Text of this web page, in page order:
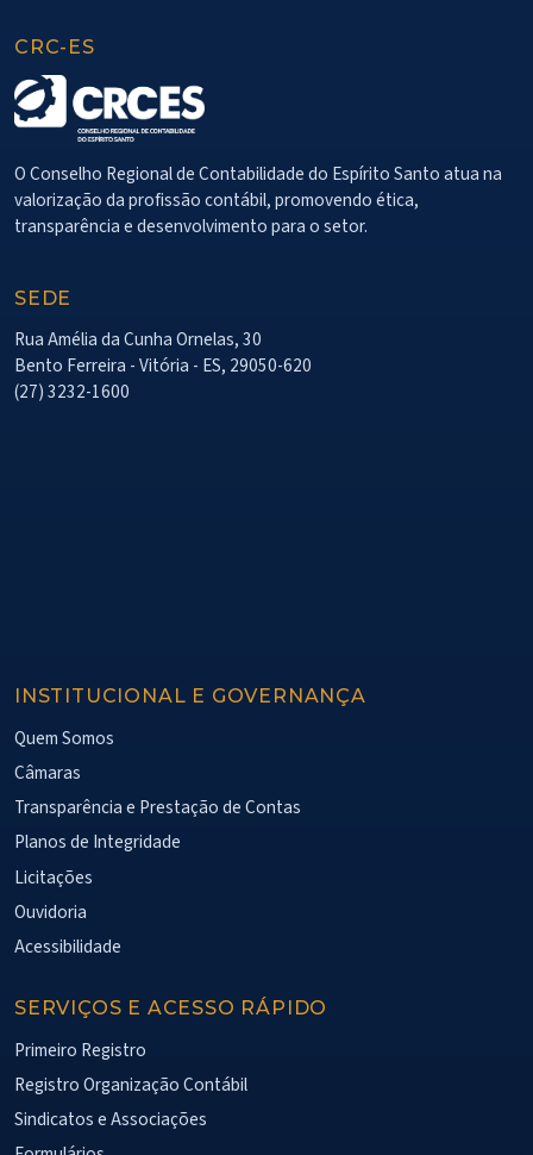
CRC-ES
O Conselho Regional de Contabilidade do Espírito Santo atua na
valorização da profissão contábil, promovendo ética,
transparência e desenvolvimento para o setor.
SEDE
Rua Amélia da Cunha Ornelas, 30
Bento Ferreira - Vitória - ES, 29050-620
(27) 3232-1600
INSTITUCIONAL E GOVERNANÇA
Quem Somos
Câmaras
Transparência e Prestação de Contas
Planos de Integridade
Licitações
Ouvidoria
Acessibilidade
SERVIÇOS E ACESSO RÁPIDO
Primeiro Registro
Registro Organização Contábil
Sindicatos e Associações